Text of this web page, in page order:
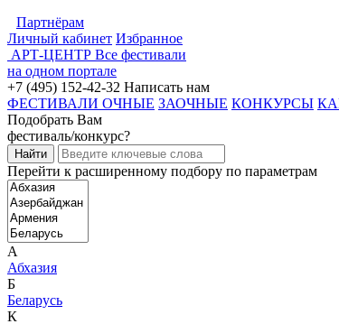
Партнёрам
Личный кабинет Избранное
АРТ-ЦЕНТР Все фестивали
на одном портале
+7 (495) 152-42-32 Написать нам
ФЕСТИВАЛИ ОЧНЫЕ ЗАОЧНЫЕ КОНКУРСЫ
Подобрать Вам
фестиваль/конкурс?
Перейти к расширенному подбору по параметрам
А
Абхазия
Б
Беларусь
К